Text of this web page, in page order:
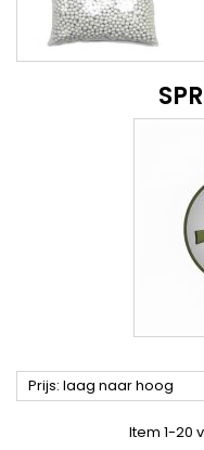
Prijs: laag naar hoog
Item 1-20